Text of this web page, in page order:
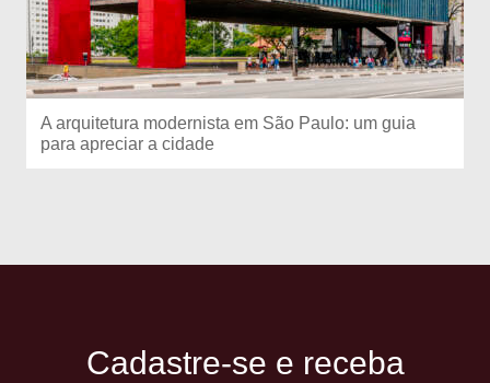
A arquitetura modernista em São Paulo: um guia
para apreciar a cidade
Cadastre-se e receba